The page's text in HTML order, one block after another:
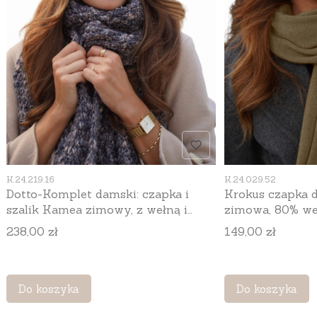
Kod produktu
K.24.219.16
Dotto-Komplet damski: czapka i
szalik Kamea zimowy, z wełną i
wiskozą, 180 × 35 cm, kolor
jeansowy
Cena
238,00 zł
Do koszyka
Kod produktu
K.24.029.52
Krokus czapka
zimowa, 80%
uniwersalny
Cena
149,00 zł
Do koszyka